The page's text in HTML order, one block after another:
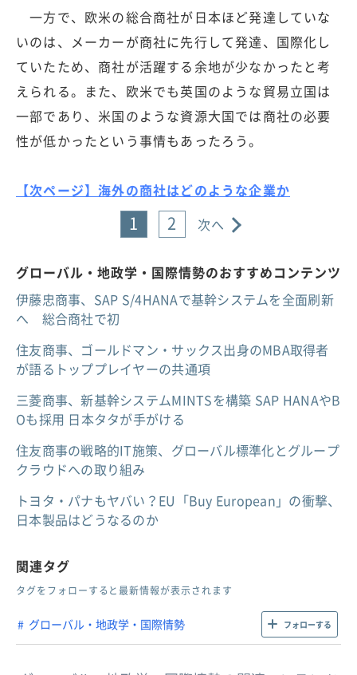
一方で、欧米の総合商社が日本ほど発達していな
いのは、メーカーが商社に先行して発達、国際化し
ていたため、商社が活躍する余地が少なかったと考
えられる。また、欧米でも英国のような貿易立国は
一部であり、米国のような資源大国では商社の必要
性が低かったという事情もあったろう。
【次ページ】海外の商社はどのような企業か
1 2 次へ
グローバル・地政学・国際情勢のおすすめコンテンツ
伊藤忠商事、SAP S/4HANAで基幹システムを全面刷新
へ 総合商社で初
住友商事、ゴールドマン・サックス出身のMBA取得者
が語るトッププレイヤーの共通項
三菱商事、新基幹システムMINTSを構築 SAP HANAやB
Oも採用 日本タタが手がける
住友商事の戦略的IT施策、グローバル標準化とグループ
クラウドへの取り組み
トヨタ・パナもヤバい？EU「Buy European」の衝撃、
日本製品はどうなるのか
関連タグ
タグをフォローすると最新情報が表示されます
グローバル・地政学・国際情勢 フォローする